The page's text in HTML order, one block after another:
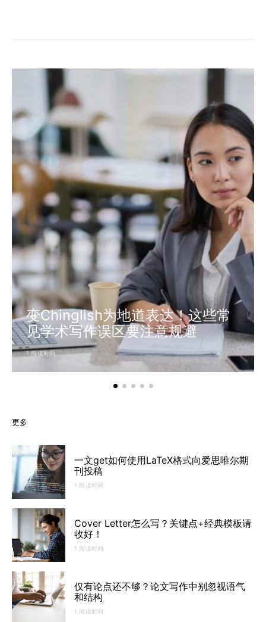
变Chinglish为地道表达！这些常
见学术写作误区要注意规避
1 阅读时间
更多
一文get如何使用LaTeX格式向爱思唯尔期
刊投稿
1 阅读时间
Cover Letter怎么写？关键点+经典模板请
收好！
1 阅读时间
仅有论点还不够？论文写作中别忽视语气
和结构
1 阅读时间